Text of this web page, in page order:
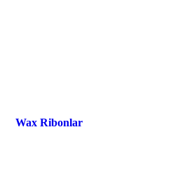
Wax Ribonlar